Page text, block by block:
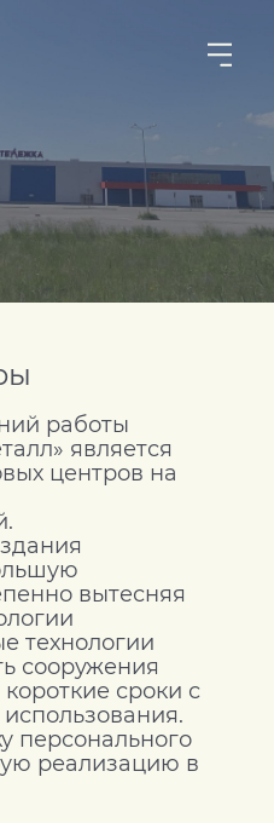
работы
является
центров на
вытесняя
технологии
сооружения
сроки с
персонального
реализацию в